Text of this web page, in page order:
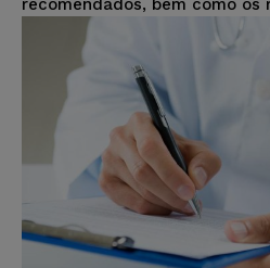
recomendados, bem como os